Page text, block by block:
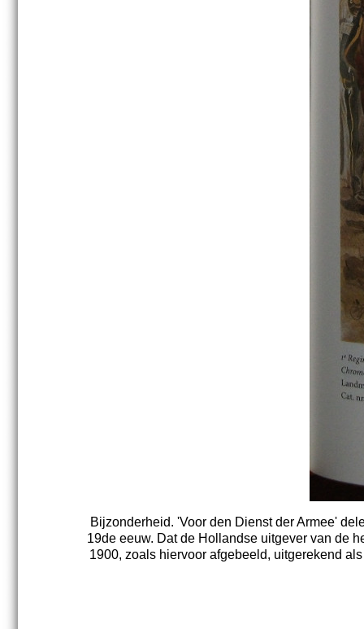
Bijzonderheid. 'Voor den Dienst der Armee'
19de eeuw. Dat de Hollandse uitgever van de
1900, zoals hiervoor afgebeeld, uitgerekend